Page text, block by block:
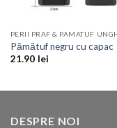
PERII PRAF & PAMATUF
Pămătuf negru cu capac
21.90 lei
DESPRE NOI